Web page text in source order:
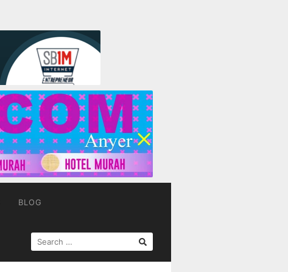
BLOG
SEARCH
FOR: